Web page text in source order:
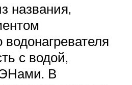
названия,
водонагревателя
с водой,
В